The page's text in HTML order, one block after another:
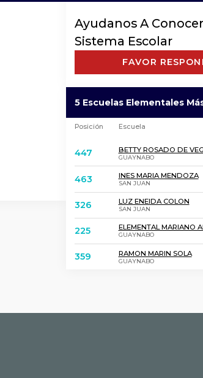
Ayudanos A
Sistema Escolar
FAVOR
5 Escuelas Elementales
Posición Escuela
447 BETTY ROSADO DE
GUAYNABO
463 INES MARIA MENDOZA
SAN JUAN
326 LUZ ENEIDA COLON
SAN JUAN
225 ELEMENTAL MARIANO
GUAYNABO
359 RAMON MARIN SOLA
GUAYNABO